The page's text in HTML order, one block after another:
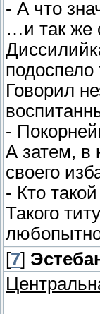
- А что
…и так же
Говорил
-
А затем, в
своего
- Кто
Такого
[7]